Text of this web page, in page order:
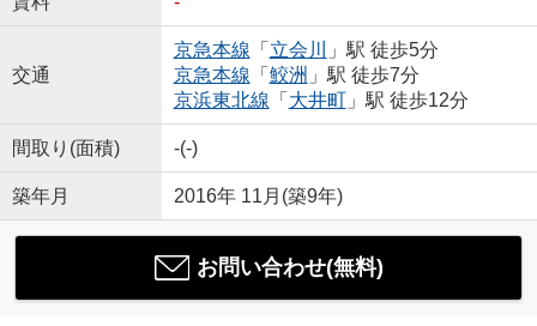
交通
京急本線 「 立会川
」駅 徒歩5分
京急本線 「 鮫洲 」駅 徒歩7分
京浜東北線 「 大井町」駅 徒歩12分
間取り(面積) -(-)
築年月 2016年 11月(築9年)
お問い合わせ(無料)